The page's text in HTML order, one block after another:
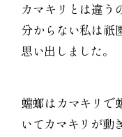
カマキリとは違う
分からない私は祇
思い出しました。
蟷螂はカマキリで
いてカマキリが動